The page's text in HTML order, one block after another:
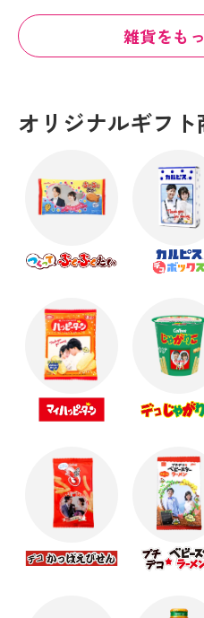
雑貨をも
オリジナルギフト